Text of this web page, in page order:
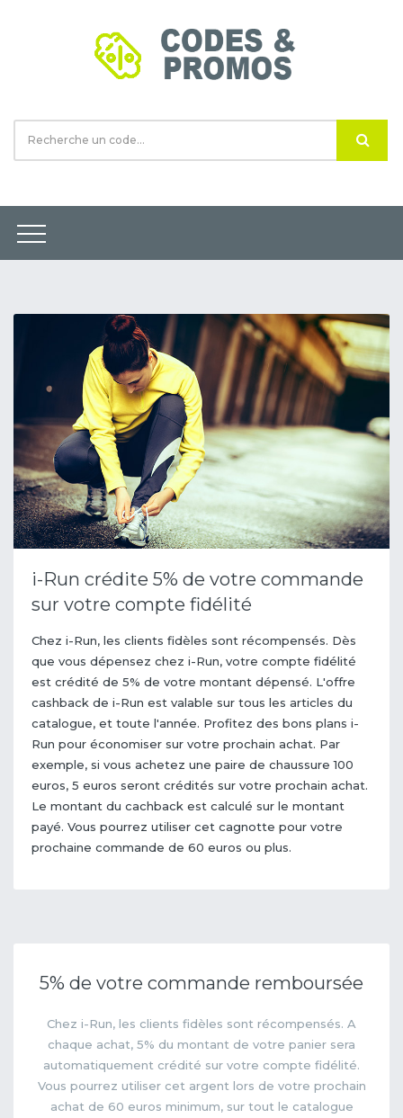
i-Run crédite 5% de votre commande
sur votre compte fidélité
Chez i-Run, les clients fidèles sont récompensés. Dès
que vous dépensez chez i-Run, votre compte fidélité
est crédité de 5% de votre montant dépensé. L'offre
cashback de i-Run est valable sur tous les articles du
catalogue, et toute l'année. Profitez des bons plans i-
Run pour économiser sur votre prochain achat. Par
exemple, si vous achetez une paire de chaussure 100
euros, 5 euros seront crédités sur votre prochain achat.
Le montant du cachback est calculé sur le montant
payé. Vous pourrez utiliser cet cagnotte pour votre
prochaine commande de 60 euros ou plus.
5% de votre commande remboursée
Chez i-Run, les clients fidèles sont récompensés. A
chaque achat, 5% du montant de votre panier sera
automatiquement crédité sur votre compte fidélité.
Vous pourrez utiliser cet argent lors de votre prochain
achat de 60 euros minimum, sur tout le catalogue